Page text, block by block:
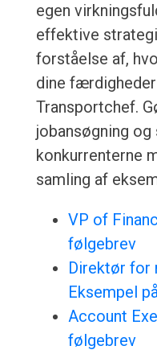
egen
effektive
forståelse af,
dine
Transportchef.
jobansøgning
konkurrenterne
samling af
VP of
følgebrev
Direktør for
Eksempel
Account
følgebrev